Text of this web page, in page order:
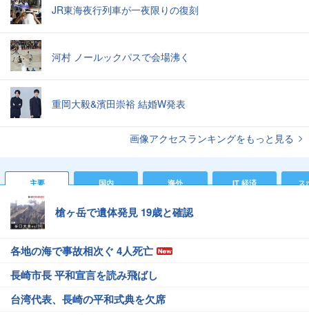
JR東海夜行列車が一夜限りの復刻
河村 ノールックパスで会場沸く
重岡大毅&濱田崇裕 結婚W発表
画像アクセスランキングをもっと見る
主要 国内 海外 IT 経済 ス
槍ヶ岳で遺体発見 19歳と確認
各地の海で事故相次ぐ 4人死亡
長崎市長 平和宣言を読み飛ばし
台湾代表、長崎の平和式典を欠席